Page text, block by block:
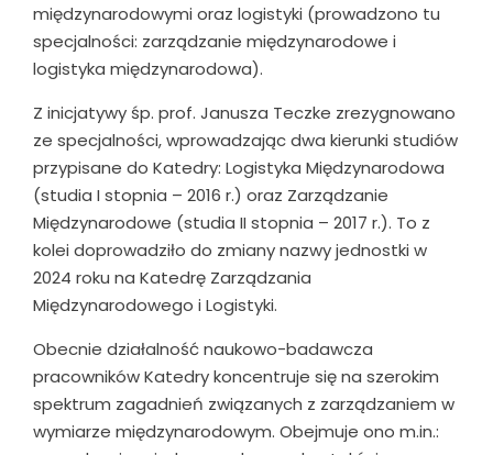
międzynarodowymi oraz logistyki (prowadzono tu
specjalności: zarządzanie międzynarodowe i
logistyka międzynarodowa).
Z inicjatywy śp. prof. Janusza Teczke zrezygnowano
ze specjalności, wprowadzając dwa kierunki studiów
przypisane do Katedry: Logistyka Międzynarodowa
(studia I stopnia – 2016 r.) oraz Zarządzanie
Międzynarodowe (studia II stopnia – 2017 r.). To z
kolei doprowadziło do zmiany nazwy jednostki w
2024 roku na Katedrę Zarządzania
Międzynarodowego i Logistyki.
Obecnie działalność naukowo-badawcza
pracowników Katedry koncentruje się na szerokim
spektrum zagadnień związanych z zarządzaniem w
wymiarze międzynarodowym. Obejmuje ono m.in.: